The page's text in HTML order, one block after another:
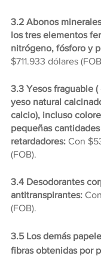
3.2 Abonos
los tres elementos
nitrógeno, fósforo y
$711.933 dólares
3.3 Yesos fraguable
yeso natural
calcio), incluso
pequeñas
retardadores: Con
(FOB).
3.4 Desodorantes
antitranspirantes:
(FOB).
3.5 Los demás
fibras obtenidas por